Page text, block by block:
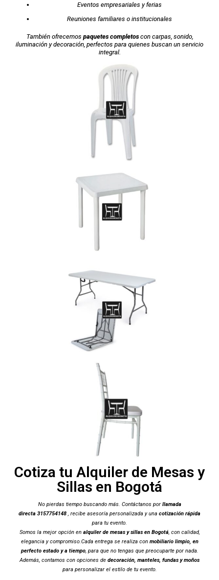
Eventos empresariales y ferias
Reuniones familiares o institucionales
También ofrecemos paquetes completoscon carpas, sonido,
iluminación y decoración, perfectos para quienes buscan un servicio
integral.
Cotiza tu Alquiler de Mesas y
Sillas en Bogotá
No pierdas tiempo buscando más. Contáctanos por llamada
directa 3157754148 , recibe asesoría personalizada y una cotización rápida
para tu evento.
Somos la mejor opción en alquiler de mesas y sillas en Bogotá, con calidad,
elegancia y compromiso.Cada entrega se realiza con mobiliario limpio, en
perfecto estado y a tiempo, para que no tengas que preocuparte por nada.
Además, contamos con opciones de decoración, manteles, fundas y moños
para personalizar el estilo de tu evento.